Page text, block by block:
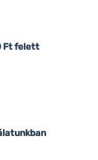
Ft felett